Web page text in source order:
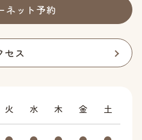
ネット予約
セス
火 水 木 金 土